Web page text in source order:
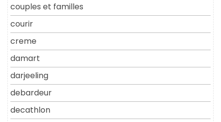
couples et familles
courir
creme
damart
darjeeling
debardeur
decathlon